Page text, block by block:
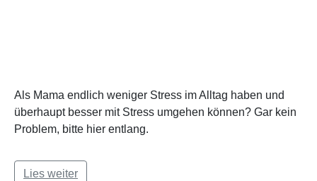
Als Mama endlich weniger Stress im Alltag haben und
überhaupt besser mit Stress umgehen können? Gar kein
Problem, bitte hier entlang.
Lies weiter